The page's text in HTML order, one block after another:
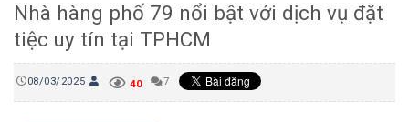
Nhà hàng phố 79 nổi bật với dịch vụ đặt
tiệc uy tín tại TPHCM
08/03/2025 40 7